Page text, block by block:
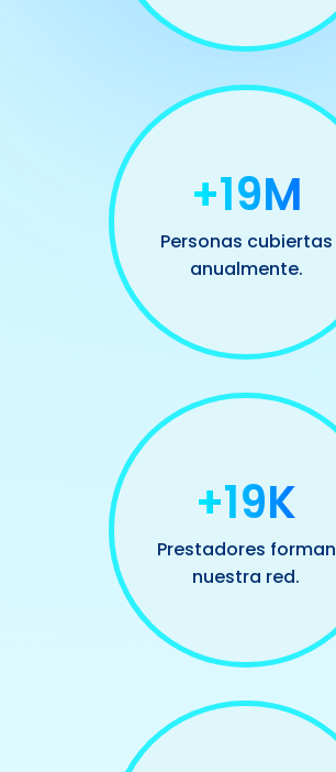
+20M
Personas cubiertas
anualmente.
+20K
Prestadores forman
nuestra red.